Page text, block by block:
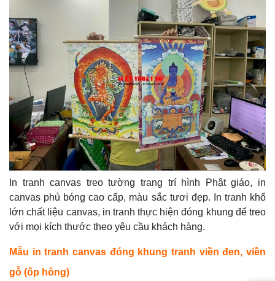
In tranh canvas treo tường trang trí hình Phật giáo, in
canvas phủ bóng cao cấp, màu sắc tươi đẹp. In tranh khổ
lớn chất liệu canvas, in tranh thực hiện đóng khung để treo
với mọi kích thước theo yêu cầu khách hàng.
Mẫu in tranh canvas đóng khung tranh viền đen, viền
gỗ (ốp hông)